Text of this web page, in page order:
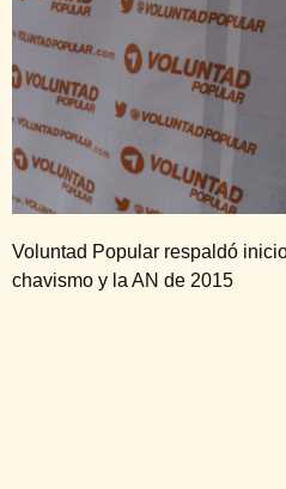
Voluntad Popular respaldó
chavismo y la AN de 2015